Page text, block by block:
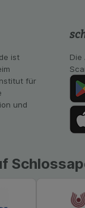
ist
für
und
Die